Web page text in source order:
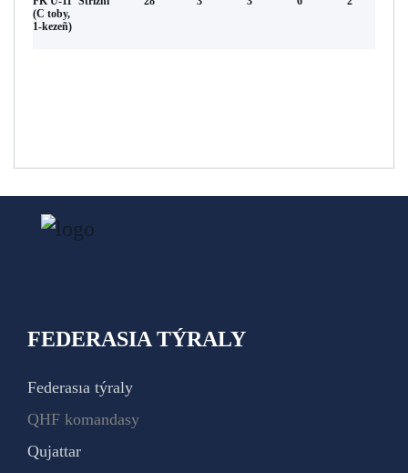
(С toby,
1-kezeñ)
FEDERASIA TÝRALY
Federasıa týraly
QHF komandasy
Qujattar